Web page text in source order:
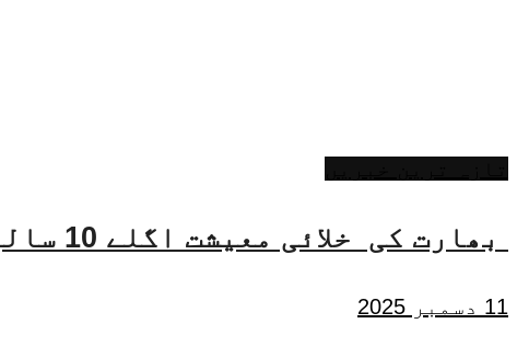
بھارت کی خلائی معیشت اگلے 10 سالوں میں 45 بلین ڈالر تک بڑھنے کی توقع ہے۔ جتیندر سنگھ
11 دسمبر 2025